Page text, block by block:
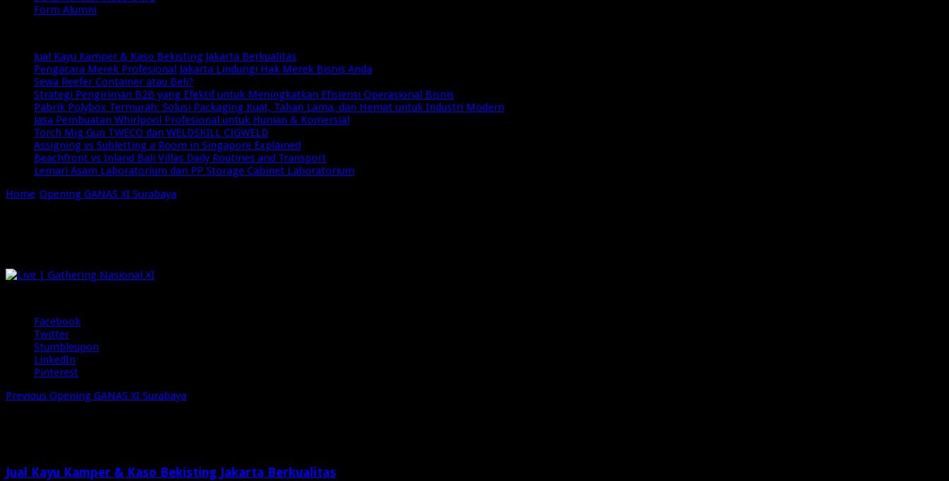
Form Alumni
Jual Kayu Kamper & Kaso Bekisting Jakarta Berkualitas
Pengacara Merek Profesional Jakarta Lindungi Hak Merek Bisnis Anda
Sewa Reefer Container atau Beli?
Strategi Pengiriman B2B yang Efektif untuk Meningkatkan Efisiensi Operasional Bisnis
Pabrik Polybox Termurah: Solusi Packaging Kuat, Tahan Lama, dan Hemat untuk Industri Modern
Jasa Pembuatan Whirlpool Profesional untuk Hunian & Komersial
Torch Mig Gun TWECO dan WELDSKILL CIGWELD
Assigning vs Subletting a Room in Singapore Explained
Beachfront vs Inland Bali Villas Daily Routines and Transport
Lemari Asam Laboratorium dan PP Storage Cabinet Laboratorium
Home Opening GANAS XI Surabaya
Facebook
Twitter
Stumbleupon
LinkedIn
Pinterest
Previous Opening GANAS XI Surabaya
Jual Kayu Kamper & Kaso Bekisting Jakarta Berkualitas